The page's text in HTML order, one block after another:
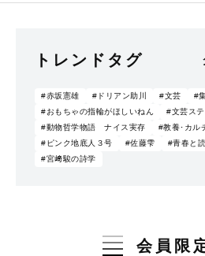
トレンドタグ
#赤坂憲雄 #ドリアン助川 #文芸
#
#おもちゃの指輪がほしいねん
#文芸ス
#動物哲学物語 ナイス実存
#教養･カル
#ピンク地底人３号
#佐藤雫 #青春と
#宮﨑駿の詩学
会員限